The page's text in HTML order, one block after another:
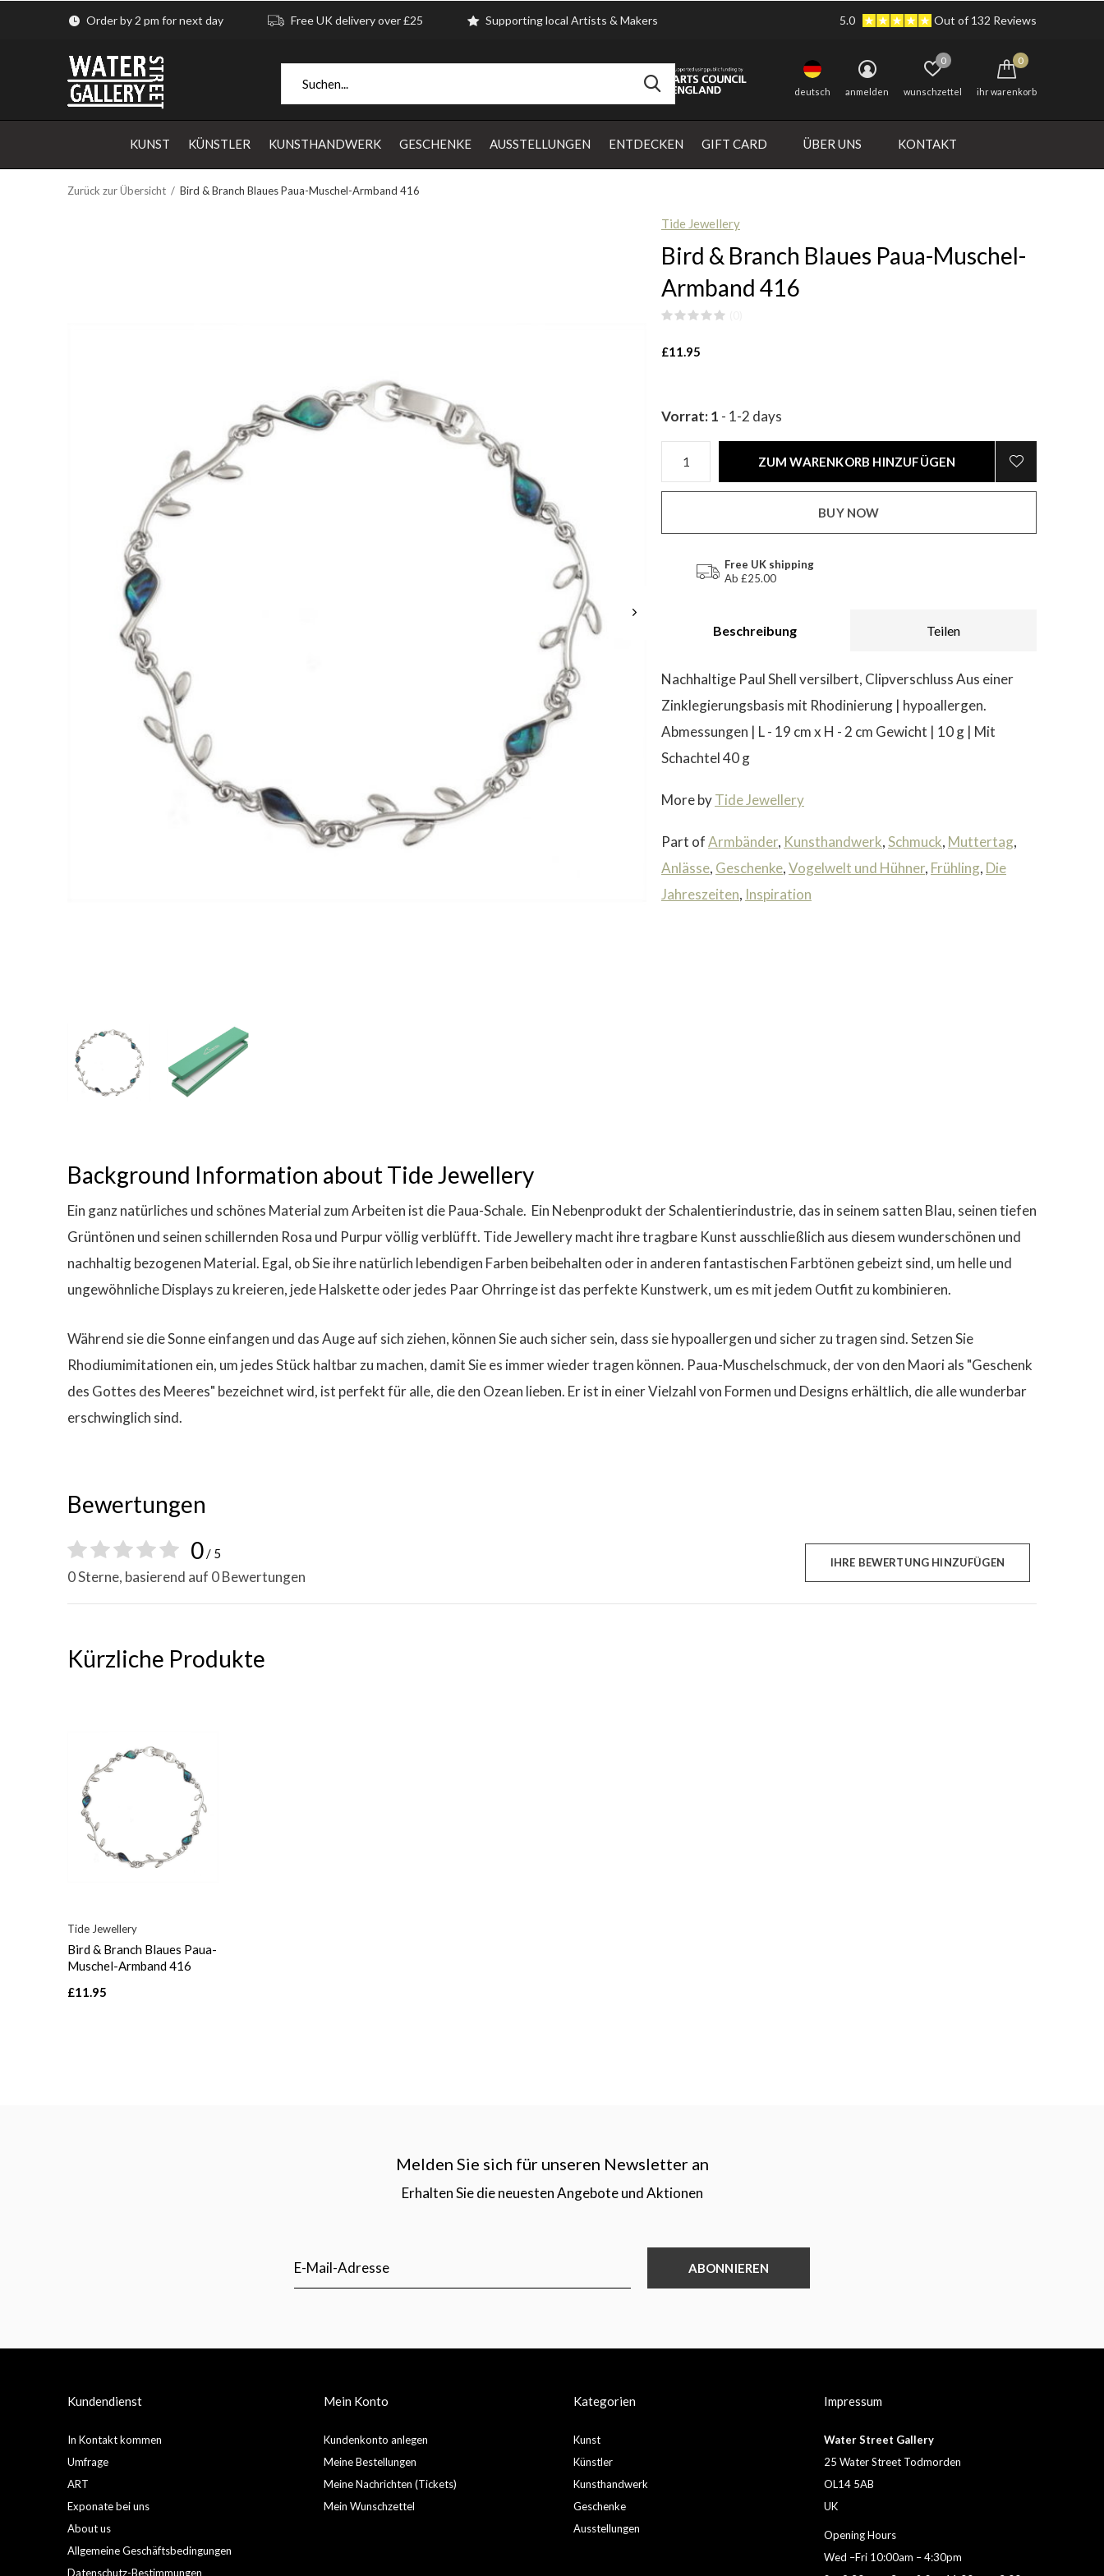
KUNST KÜNSTLER KUNSTHANDWERK GESCHENKE AUSSTELLUNGEN ENTDECKEN GIFT CARD ÜBER UNS KONTAKT
deutsch anmelden wunschzettel
0
ihr warenkorb
0
Order by 2 pm for next day Free UK delivery over £25 Supporting local Artists & Makers 5.0 Out of 132 Reviews
Zurück zur Übersicht Bird & Branch Blaues Paua-Muschel-Armband 416
Tide Jewellery
Bird & Branch Blaues Paua-Muschel-
Armband 416
£11.95
Vorrat: 1 - 1-2 days
ZUM WARENKORB HINZUFÜGEN
BUY NOW
Free UK shipping
Ab £25.00
Beschreibung Teilen
Nachhaltige Paul Shell versilbert, Clipverschluss Aus einer
Zinklegierungsbasis mit Rhodinierung | hypoallergen.
Abmessungen | L - 19 cm x H - 2 cm Gewicht | 10 g | Mit
Schachtel 40 g
More byTide Jewellery
Part ofArmbänder, Kunsthandwerk,Schmuck, Muttertag,
Anlässe, Geschenke,Vogelwelt und Hühner, Frühling, Die
Jahreszeiten, Inspiration
Background Information about Tide Jewellery
Ein ganz natürliches und schönes Material zum Arbeiten ist die Paua-Schale. Ein Nebenprodukt der Schalentierindustrie, das in seinem satten Blau, seinen tiefen
Grüntönen und seinen schillernden Rosa und Purpur völlig verblüfft. Tide Jewellery macht ihre tragbare Kunst ausschließlich aus diesem wunderschönen und
nachhaltig bezogenen Material. Egal, ob Sie ihre natürlich lebendigen Farben beibehalten oder in anderen fantastischen Farbtönen gebeizt sind, um helle und
ungewöhnliche Displays zu kreieren, jede Halskette oder jedes Paar Ohrringe ist das perfekte Kunstwerk, um es mit jedem Outfit zu kombinieren.
Während sie die Sonne einfangen und das Auge auf sich ziehen, können Sie auch sicher sein, dass sie hypoallergen und sicher zu tragen sind. Setzen Sie
Rhodiumimitationen ein, um jedes Stück haltbar zu machen, damit Sie es immer wieder tragen können. Paua-Muschelschmuck, der von den Maori als "Geschenk
des Gottes des Meeres" bezeichnet wird, ist perfekt für alle, die den Ozean lieben. Er ist in einer Vielzahl von Formen und Designs erhältlich, die alle wunderbar
erschwinglich sind.
Bewertungen
0/ 5
0 Sterne, basierend auf 0 Bewertungen
IHRE BEWERTUNG HINZUFÜGEN
Kürzliche Produkte
Tide Jewellery
Bird & Branch Blaues Paua-
Muschel-Armband 416
£11.95
Melden Sie sich für unseren Newsletter an
Erhalten Sie die neuesten Angebote und Aktionen
ABONNIEREN
Kundendienst
In Kontakt kommen
Umfrage
ART
Exponate bei uns
About us
Allgemeine Geschäftsbedingungen
Datenschutz-Bestimmungen
Mein Konto
Kundenkonto anlegen
Meine Bestellungen
Meine Nachrichten (Tickets)
Mein Wunschzettel
Kategorien
Kunst
Künstler
Kunsthandwerk
Geschenke
Ausstellungen
Impressum
Water Street Gallery
25 Water Street Todmorden
OL14 5AB
UK
Opening Hours
Wed –Fri 10:00am – 4:30pm